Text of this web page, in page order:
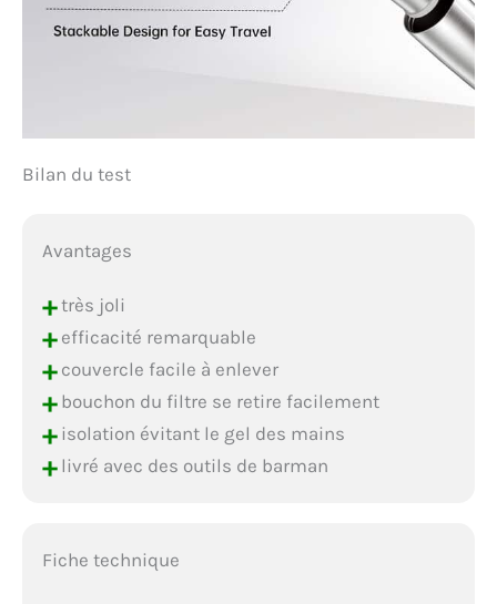
Bilan du test
Avantages
+très joli
+efficacité remarquable
+couvercle facile à enlever
+bouchon du filtre se retire facilement
+isolation évitant le gel des mains
+livré avec des outils de barman
Fiche technique